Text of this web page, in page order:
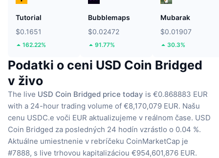
Tutorial
$0.1651
162.22%
Bubblemaps
$0.02472
91.77%
Mubarak
$0.01907
30.3%
Podatki o ceni USD Coin Bridged
v živo
The live USD Coin Bridged price today is €0.868883 EUR
with a 24-hour trading volume of €8,170,079 EUR. Našu
cenu USDC.e voči EUR aktualizujeme v reálnom čase. USD
Coin Bridged za posledných 24 hodín vzrástlo o 0.04 %.
Aktuálne umiestnenie v rebríčeku CoinMarketCap je
#7888, s live trhovou kapitalizáciou €954,601,876 EUR.